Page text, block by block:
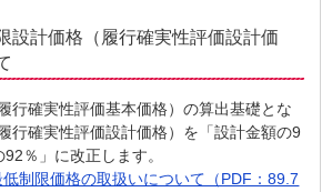
設計価格（履行確実性評価設計価
行確実性評価基本価格）の算出基礎とな
行確実性評価設計価格）を「設計金額の9
％」に改正します。
制限価格の取扱いについて（PDF：89.7